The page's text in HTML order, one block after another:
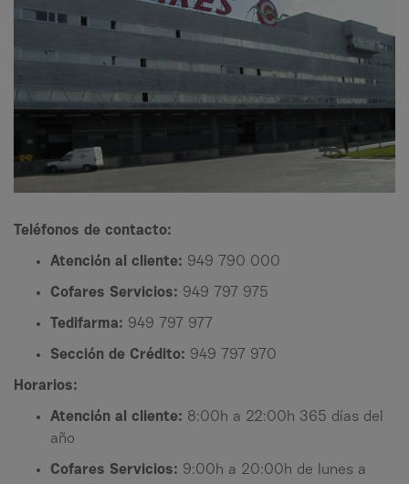
Teléfonos de contacto:
Atención al cliente: 949 790 000
Cofares Servicios: 949 797 975
Tedifarma: 949 797 977
Sección de Crédito: 949 797 970
Horarios:
Atención al cliente: 8:00h a 22:00h 365 días del
año
Cofares Servicios: 9:00h a 20:00h de lunes a